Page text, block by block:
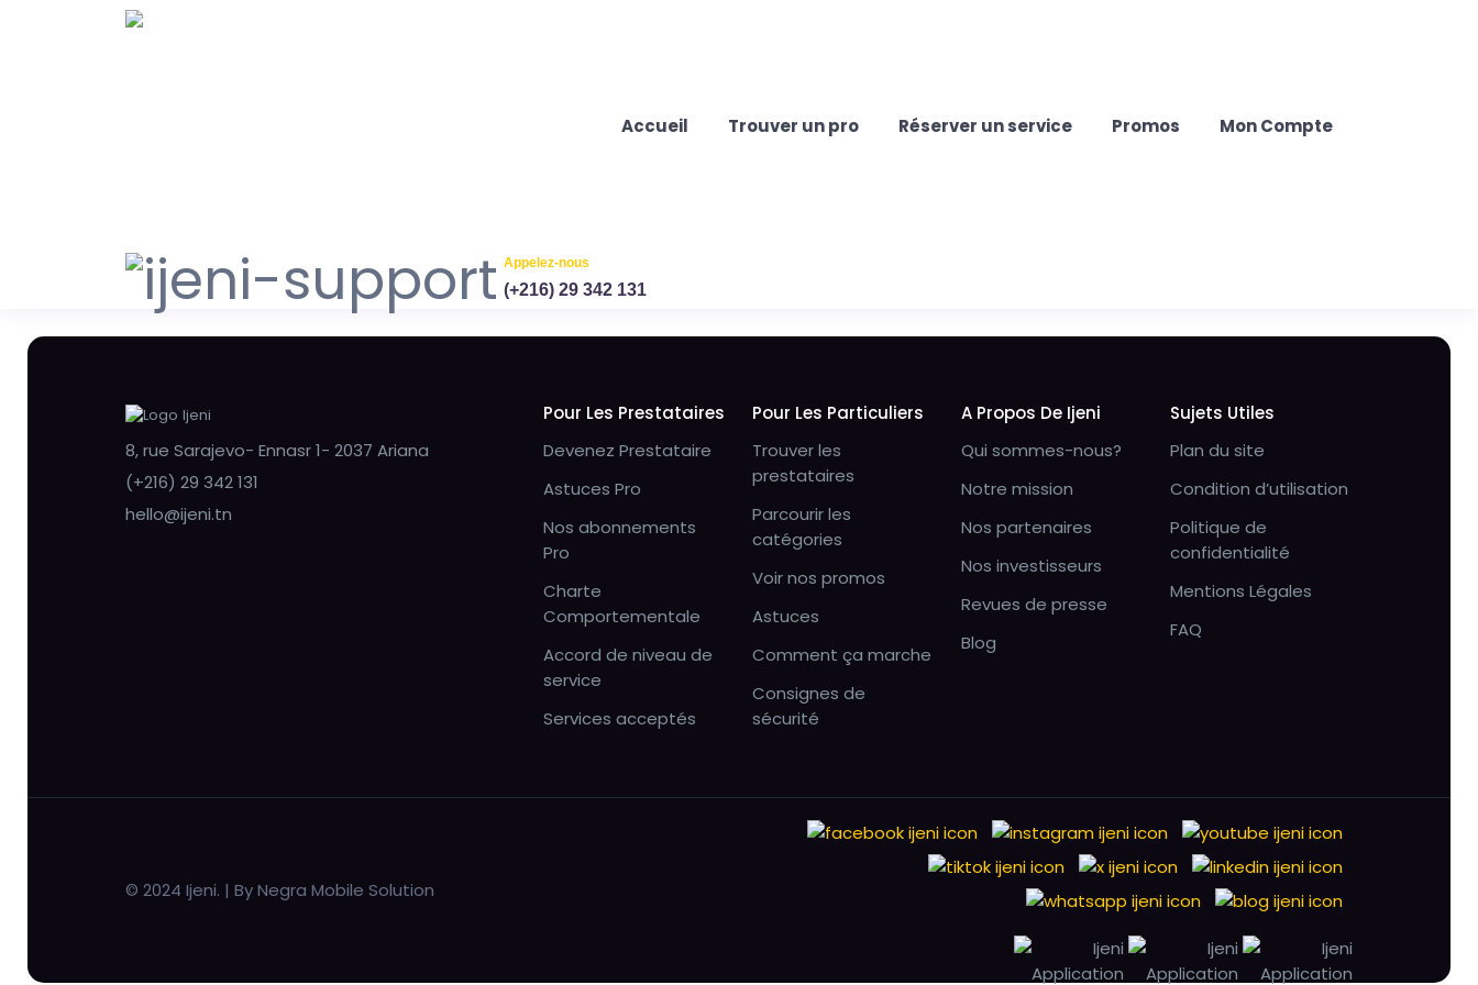
Accueil Trouver un pro Réserver un service Promos Mon Compte
Appelez-nous
(+216) 29 342 131
8, rue Sarajevo- Ennasr 1- 2037 Ariana
(+216) 29 342 131
hello@ijeni.tn
Pour Les Prestataires
Devenez Prestataire
Astuces Pro
Nos abonnements
Pro
Charte
Comportementale
Accord de niveau de
service
Services acceptés
Pour Les Particuliers
Trouver les
prestataires
Parcourir les
catégories
Voir nos promos
Astuces
Comment ça marche
Consignes de
sécurité
A Propos De Ijeni
Qui sommes-nous?
Notre mission
Nos partenaires
Nos investisseurs
Revues de presse
Blog
Sujets Utiles
Plan du site
Condition d’utilisation
Politique de
confidentialité
Mentions Légales
FAQ
© 2024 Ijeni. | By Negra Mobile Solution